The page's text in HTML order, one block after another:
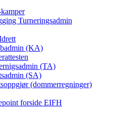
Turneringsadmin
(KA)
(TA)
(SA)
(dommerregninger)
forside EIFH